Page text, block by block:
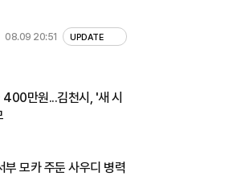
08.09 20:51 UPDATE
만원...김천시, '새 시
모카 주둔 사우디 병력